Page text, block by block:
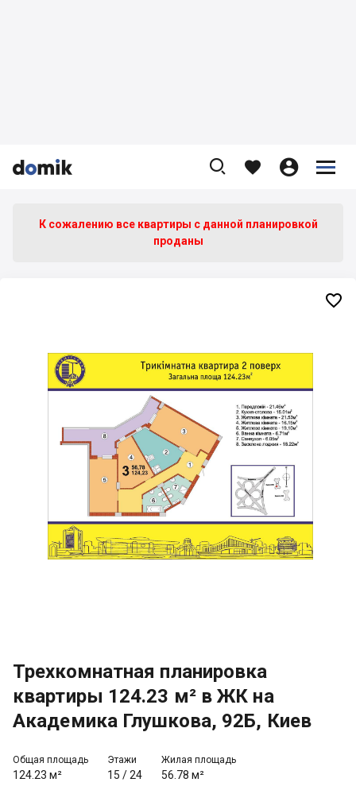


    


К сожалению все квартиры c данной планировкой
проданы
Трехкомнатная планировка
квартиры 124.23 м² в ЖК на
Академика Глушкова, 92Б, Киев
Общая площадь
124.23 м²
Этажи
15 /24
Жилая площадь
56.78 м²
